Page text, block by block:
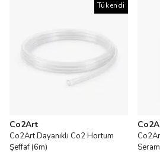
Tükendi
Co2Art
Co2Art Dayanıklı Co2 Hortum
Şeffaf (6m)